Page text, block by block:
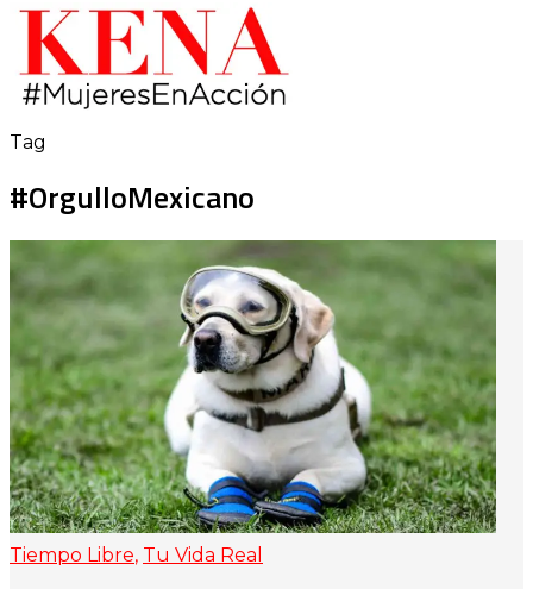
Tag
#OrgulloMexicano
Tiempo Libre, Tu Vida Real